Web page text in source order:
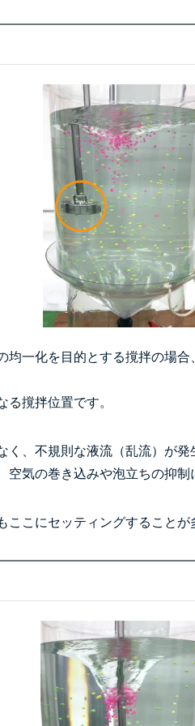
均一化を目的とする撹拌の場合
撹拌位置です。
く、不規則な液流（乱流）が
空気の巻き込みや泡立ちの抑
ここにセッティングすること